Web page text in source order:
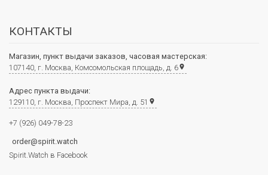
КОНТАКТЫ
Магазин, пункт выдачи заказов, часовая мастерская:
107140, г. Москва, Комсомольская площадь, д. 6place
Адрес пункта выдачи:
129110, г. Москва, Проспект Мира, д. 51 place
+7 (926) 049-78-23
order@spirit.watch
Spirit.Watch в Facebook